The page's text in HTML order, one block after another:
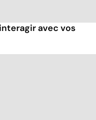
avec vos